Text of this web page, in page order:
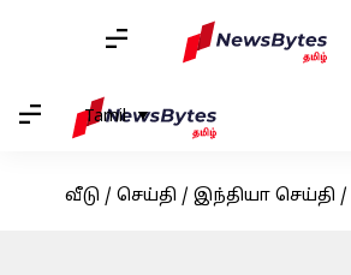
Tamil
வீடு / செய்தி / இந்தியா செய்தி /